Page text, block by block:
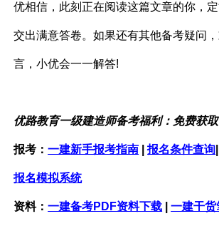
优相信，此刻正在阅读这篇文章的你，
交出满意答卷。如果还有其他备考疑问
言，小优会一一解答!
优路教育一级建造师备考福利： 免费获取
报考：一建新手报考指南 |报名条件查询
报名模拟系统
资料：一建备考PDF资料下载 |一建干货